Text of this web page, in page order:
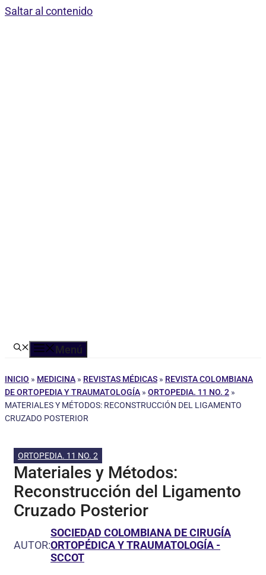
Saltar al contenido
Menú
INICIO » MEDICINA » REVISTAS MÉDICAS » REVISTA COLOMBIANA
DE ORTOPEDIA Y TRAUMATOLOGÍA » ORTOPEDIA. 11 NO. 2 »
MATERIALES Y MÉTODOS: RECONSTRUCCIÓN DEL LIGAMENTO
CRUZADO POSTERIOR
ORTOPEDIA. 11 NO. 2
Materiales y Métodos:
Reconstrucción del Ligamento
Cruzado Posterior
AUTOR:
SOCIEDAD COLOMBIANA DE CIRUGÍA
ORTOPÉDICA Y TRAUMATOLOGÍA -
SCCOT